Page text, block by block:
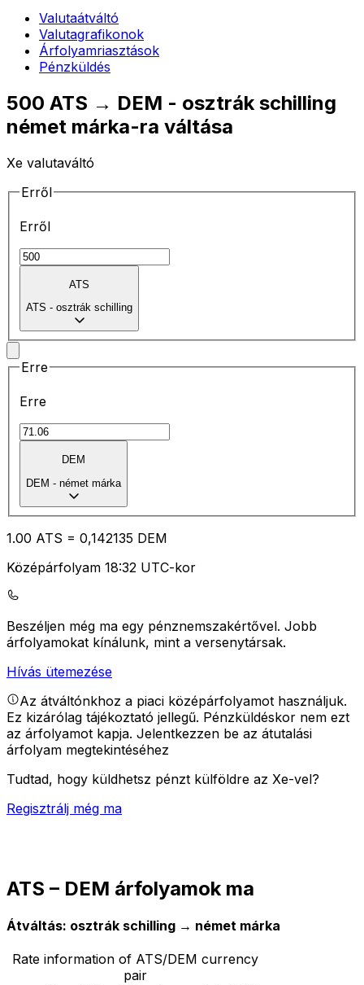
Valutaátváltó
Valutagrafikonok
Árfolyamriasztások
Pénzküldés
500 ATS → DEM - osztrák schilling
német márka-ra váltása
Xe valutaváltó
Erről
Erről
ATS
ATS - osztrák schilling
Erre
Erre
DEM
DEM - német márka
1.00 ATS = 0,142135 DEM
Középárfolyam 18:32 UTC-kor
Beszéljen még ma egy pénznemszakértővel. Jobb
árfolyamokat kínálunk, mint a versenytársak.
Hívás ütemezése
Az átváltónkhoz a piaci középárfolyamot használjuk.
Ez kizárólag tájékoztató jellegű. Pénzküldéskor nem ezt
az árfolyamot kapja. Jelentkezzen be az átutalási
árfolyam megtekintéséhez
Tudtad, hogy küldhetsz pénzt külföldre az Xe-vel?
Regisztrálj még ma
ATS – DEM árfolyamok ma
Átváltás: osztrák schilling → német márka
Rate information of ATS/DEM currency
pair